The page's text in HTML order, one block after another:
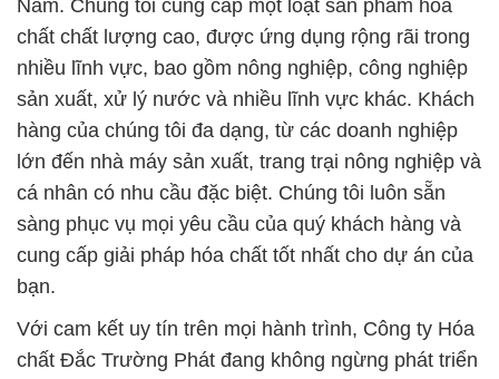
Nam. Chúng tôi cung cấp một loạt sản phẩm hóa
chất chất lượng cao, được ứng dụng rộng rãi trong
nhiều lĩnh vực, bao gồm nông nghiệp, công nghiệp
sản xuất, xử lý nước và nhiều lĩnh vực khác. Khách
hàng của chúng tôi đa dạng, từ các doanh nghiệp
lớn đến nhà máy sản xuất, trang trại nông nghiệp và
cá nhân có nhu cầu đặc biệt. Chúng tôi luôn sẵn
sàng phục vụ mọi yêu cầu của quý khách hàng và
cung cấp giải pháp hóa chất tốt nhất cho dự án của
bạn.
Với cam kết uy tín trên mọi hành trình, Công ty Hóa
chất Đắc Trường Phát đang không ngừng phát triển